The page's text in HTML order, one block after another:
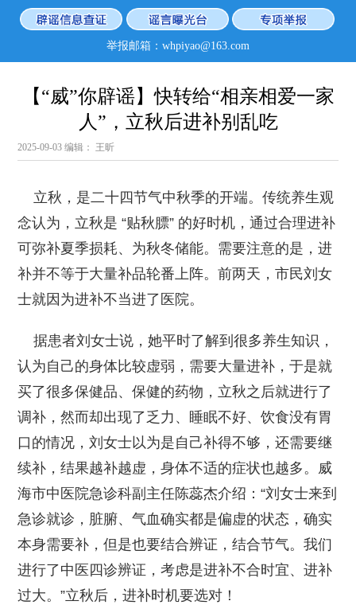
举报邮箱：whpiyao@163.com
【“威”你辟谣】快转给“相亲相爱一家
人”，立秋后进补别乱吃
2025-09-03编辑： 王昕
立秋，是二十四节气中秋季的开端。传统养生观
念认为，立秋是 “贴秋膘” 的好时机，通过合理进补
可弥补夏季损耗、为秋冬储能。需要注意的是，进
补并不等于大量补品轮番上阵。前两天，市民刘女
士就因为进补不当进了医院。
据患者刘女士说，她平时了解到很多养生知识，
认为自己的身体比较虚弱，需要大量进补，于是就
买了很多保健品、保健的药物，立秋之后就进行了
调补，然而却出现了乏力、睡眠不好、饮食没有胃
口的情况，刘女士以为是自己补得不够，还需要继
续补，结果越补越虚，身体不适的症状也越多。威
海市中医院急诊科副主任陈蕊杰介绍：“刘女士来到
急诊就诊，脏腑、气血确实都是偏虚的状态，确实
本身需要补，但是也要结合辨证，结合节气。我们
进行了中医四诊辨证，考虑是进补不合时宜、进补
过大。”立秋后，进补时机要选对！